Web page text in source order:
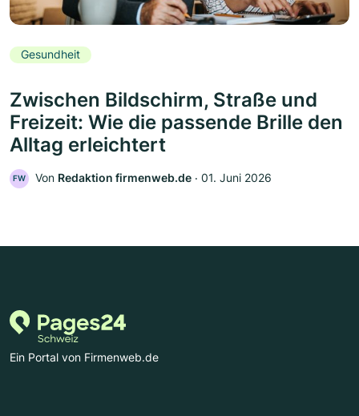
Gesundheit
Zwischen Bildschirm, Straße und
Freizeit: Wie die passende Brille den
Alltag erleichtert
FW Von Redaktion firmenweb.de ‧ 01. Juni 2026
Ein Portal von Firmenweb.de